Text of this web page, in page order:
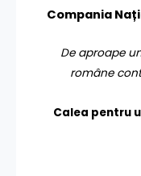
Compania
De aproape
române
Calea pentru